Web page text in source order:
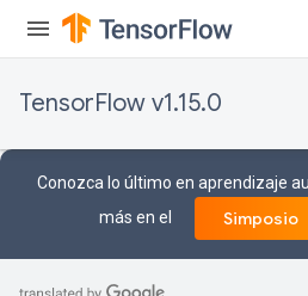
TensorFlow v1.15.0
Conozca lo último en aprendizaje
más en el
Simposio